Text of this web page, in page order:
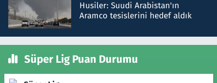
Husiler: Suudi Arabistan'ın
Aramco tesislerini hedef aldık
Süper Lig Puan Durumu